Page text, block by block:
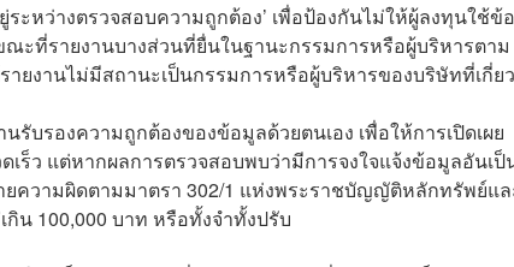
ระหว่างตรวจสอบความถูกต้อง’ เพื่อป้องกันไม่ให้ผู้ลงทุนใช้ข้
ะที่รายงานบางส่วนที่ยื่นในฐานะกรรมการหรือผู้บริหารตาม
ยงานไม่มีสถานะเป็นกรรมการหรือผู้บริหารของบริษัทที่เกี่ย
รับรองความถูกต้องของข้อมูลด้วยตนเอง เพื่อให้การเปิดเผย
ร็ว แต่หากผลการตรวจสอบพบว่ามีการจงใจแจ้งข้อมูลอันเป็
ยความผิดตามมาตรา 302/1 แห่งพระราชบัญญัติหลักทรัพย์แ
น 100,000 บาท หรือทั้งจำทั้งปรับ